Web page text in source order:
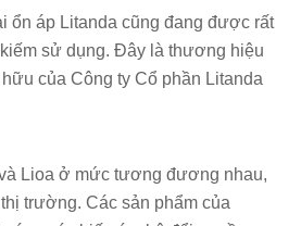
ổn áp Litanda cũng đang được rất
sử dụng. Đây là thương hiệu
của Công ty Cổ phần Litanda
Lioa ở mức tương đương nhau,
trường. Các sản phẩm của